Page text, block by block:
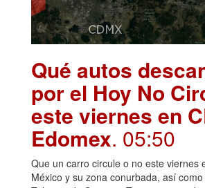
Qué autos
por el Hoy No
este viernes en
Edomex. 05:50
Que un carro circule o no este viernes
México y su zona conurbada, así